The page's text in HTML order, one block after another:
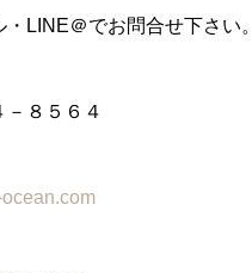
LINE＠でお問合せ下さい。
８５６４